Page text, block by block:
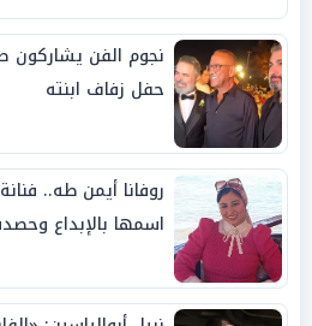
نجوم الفن
حفل زفاف ابنته
روفانا أيمن طه..
اسمها بالإبداع